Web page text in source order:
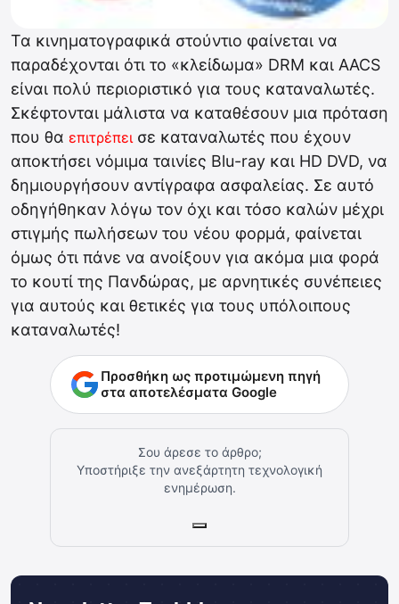
Τα κινηματογραφικά στούντιο φαίνεται να
παραδέχονται ότι το «κλείδωμα» DRM και AACS
είναι πολύ περιοριστικό για τους καταναλωτές.
Σκέφτονται μάλιστα να καταθέσουν μια πρόταση
που θα επιτρέπεισε καταναλωτές που έχουν
αποκτήσει νόμιμα ταινίες Blu-ray και HD DVD, να
δημιουργήσουν αντίγραφα ασφαλείας. Σε αυτό
οδηγήθηκαν λόγω τον όχι και τόσο καλών μέχρι
στιγμής πωλήσεων του νέου φορμά, φαίνεται
όμως ότι πάνε να ανοίξουν για ακόμα μια φορά
το κουτί της Πανδώρας, με αρνητικές συνέπειες
για αυτούς και θετικές για τους υπόλοιπους
καταναλωτές!
Προσθήκη ως προτιμώμενη πηγή
στα αποτελέσματα Google
Σου άρεσε το άρθρο;
Υποστήριξε την ανεξάρτητη τεχνολογική
ενημέρωση.